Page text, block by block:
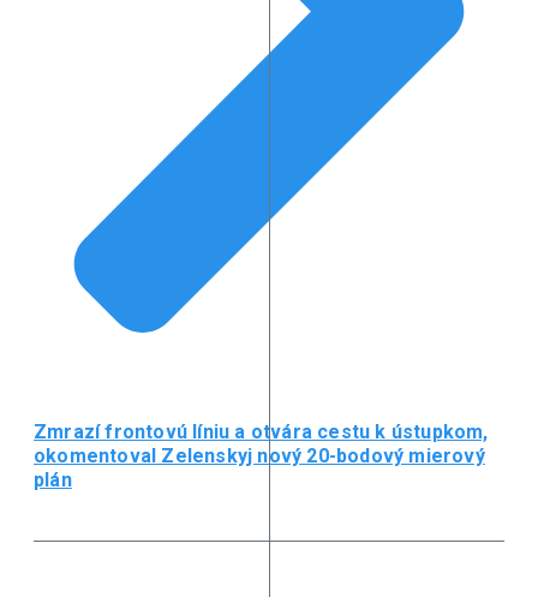
Zmrazí frontovú líniu a otvára cestu k ústupkom,
okomentoval Zelenskyj nový 20-bodový mierový
plán